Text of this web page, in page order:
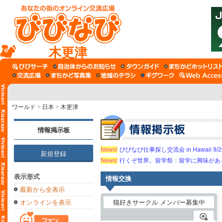
木更津
ワールド > 日本 > 木更津
情報掲示板
新規登録
表示形式
最新から全表示
オンラインを表示
News! びびなび仕事探し交流会 in Hawaii 9/
News! 行くぞ世界。留学祭：留学に興味が
情報交換